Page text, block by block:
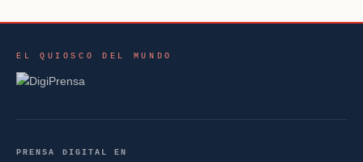
EL QUIOSCO DEL MUNDO
PRENSA DIGITAL EN